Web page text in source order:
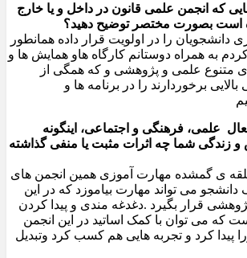
که انجمن علمی قانون در داخل و یا خارج
است بصورت مختصر توضیح دهید؟
دانشجویان را در اولویت قرار داده همانطور
به همراه دوستانم کارگاه هاو همایش ها و
متنوع علمی و پژوهشی و که همگی از
برخوردارند را در برنامه ها و
علمی، فرهنگی و اجتماعی، اینگونه
زندگی شما چه اثرات مثبت یا منفی گذاشته
ی گمشده مهارت آموزی همین انجمن های
می تواند مهارت بیاموزد که در این
قرار بگیرد .دغدغه مندی و پیدا کردن
که می توان با کمک اساتید در این انجمن
پیدا کرد و تجربه هایی هم کسب کرد وتبدیل